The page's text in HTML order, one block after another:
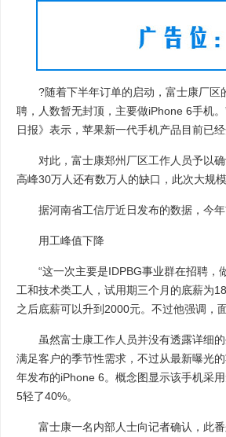
?随着下半年订单的启动，富士康厂区
聘，人数暂无封顶，主要做iPhone 6手机
日报》表示，苹果新一代手机产品目前已
对此，富士康郑州厂区工作人员予以确
高峰30万人还有数万人的缺口，此次大规
据河南省工信厅近日发布的数据，今年
用工峰值下降
“这一次主要是IDPBG事业群在招聘，
工和技术类工人，试用期三个月的底薪为
之后底薪可以升到2000元。不过他强调，
虽然富士康工作人员并没有透露详细的
满足客户的季节性需求，不过从最新曝光
年发布的iPhone 6。概念图显示该手机采
5轻了40%。
富士康一名内部人士向记者确认，此番